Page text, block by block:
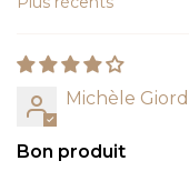
Sort by
Michèle
Bon produit